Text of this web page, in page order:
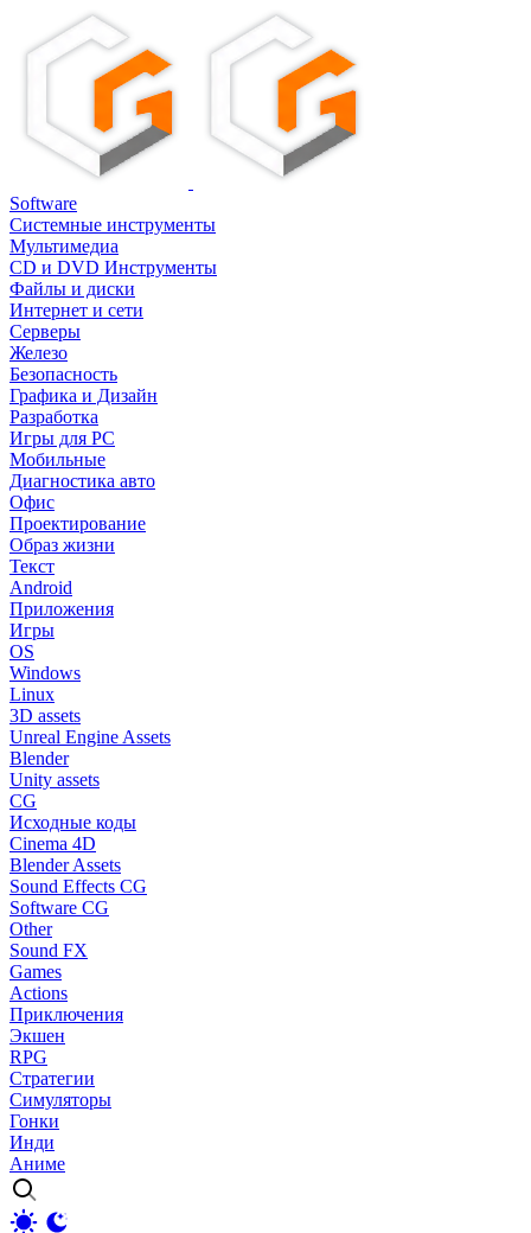
Software
Системные инструменты
Мультимедиа
CD и DVD Инструменты
Файлы и диски
Интернет и сети
Серверы
Железо
Безопасность
Графика и Дизайн
Разработка
Игры для PC
Мобильные
Диагностика авто
Офис
Проектирование
Образ жизни
Текст
Android
Приложения
Игры
OS
Windows
Linux
3D assets
Unreal Engine Assets
Blender
Unity assets
CG
Исходные коды
Cinema 4D
Blender Assets
Sound Effects CG
Software CG
Other
Sound FX
Games
Actions
Приключения
Экшен
RPG
Стратегии
Симуляторы
Гонки
Инди
Аниме